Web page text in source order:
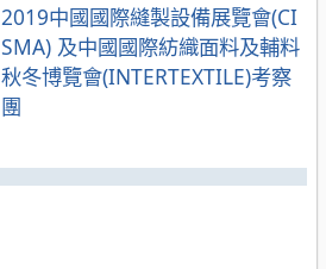
2019中國國際縫製設備展覽會(CI
SMA) 及中國國際紡織面料及輔料
秋冬博覽會(INTERTEXTILE)考察
團